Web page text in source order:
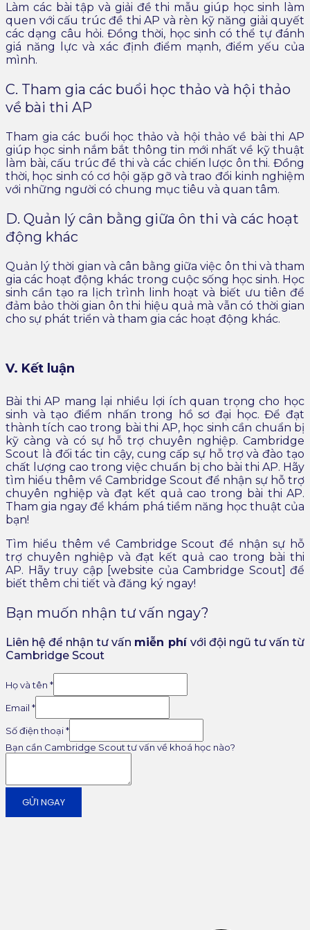
Làm các bài tập và giải đề thi mẫu giúp học sinh làm
quen với cấu trúc đề thi AP và rèn kỹ năng giải quyết
các dạng câu hỏi. Đồng thời, học sinh có thể tự đánh
giá năng lực và xác định điểm mạnh, điểm yếu của
mình.
C. Tham gia các buổi học thảo và hội thảo
về bài thi AP
Tham gia các buổi học thảo và hội thảo về bài thi AP
giúp học sinh nắm bắt thông tin mới nhất về kỹ thuật
làm bài, cấu trúc đề thi và các chiến lược ôn thi. Đồng
thời, học sinh có cơ hội gặp gỡ và trao đổi kinh nghiệm
với những người có chung mục tiêu và quan tâm.
D. Quản lý cân bằng giữa ôn thi và các hoạt
động khác
Quản lý thời gian và cân bằng giữa việc ôn thi và tham
gia các hoạt động khác trong cuộc sống học sinh. Học
sinh cần tạo ra lịch trình linh hoạt và biết ưu tiên để
đảm bảo thời gian ôn thi hiệu quả mà vẫn có thời gian
cho sự phát triển và tham gia các hoạt động khác.
V. Kết luận
Bài thi AP mang lại nhiều lợi ích quan trọng cho học
sinh và tạo điểm nhấn trong hồ sơ đại học. Để đạt
thành tích cao trong bài thi AP, học sinh cần chuẩn bị
kỹ càng và có sự hỗ trợ chuyên nghiệp. Cambridge
Scout là đối tác tin cậy, cung cấp sự hỗ trợ và đào tạo
chất lượng cao trong việc chuẩn bị cho bài thi AP. Hãy
tìm hiểu thêm về Cambridge Scout để nhận sự hỗ trợ
chuyên nghiệp và đạt kết quả cao trong bài thi AP.
Tham gia ngay để khám phá tiềm năng học thuật của
bạn!
Tìm hiểu thêm về Cambridge Scout để nhận sự hỗ
trợ chuyên nghiệp và đạt kết quả cao trong bài thi
AP. Hãy truy cập [website của Cambridge Scout] để
biết thêm chi tiết và đăng ký ngay!
Bạn muốn nhận tư vấn ngay?
Liên hệ để nhận tư vấn miễn phí với đội ngũ tư vấn từ
Cambridge Scout
Họ và tên *
Email *
Số điện thoại*
Bạn cần Cambridge Scout tư vấn về khoá học nào?
GỬI NGAY